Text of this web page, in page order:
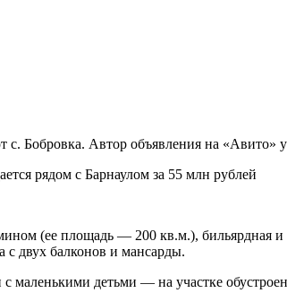
Бобровка. Автор объявления на «Авито»
(ее площадь — 200 кв.м.),
двух балконов и мансарды.
маленькими детьми — на участке